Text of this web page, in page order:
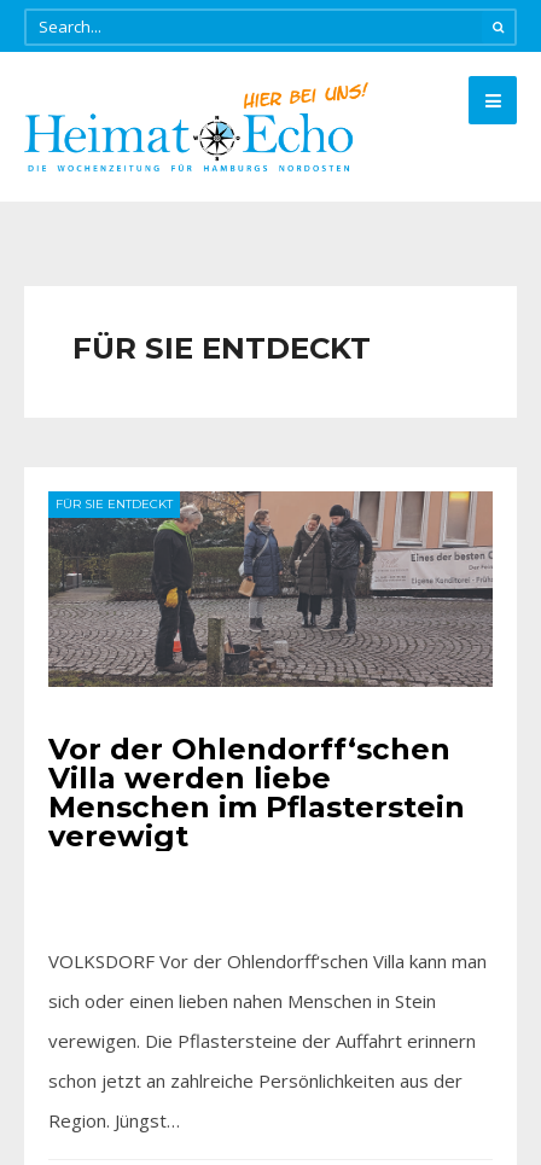
FÜR SIE ENTDECKT
FÜR SIE ENTDECKT
Vor der Ohlendorff‘schen
Villa werden liebe
Menschen im Pflasterstein
verewigt
VOLKSDORF Vor der Ohlendorff‘schen Villa kann man
sich oder einen lieben nahen Menschen in Stein
verewigen. Die Pflastersteine der Auffahrt erinnern
schon jetzt an zahlreiche Persönlichkeiten aus der
Region. Jüngst…